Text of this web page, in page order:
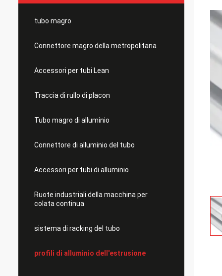
tubo magro
Connettore magro della metropolitana
Accessori per tubi Lean
Traccia di rullo di placon
Tubo magro di alluminio
Connettore di alluminio del tubo
Accessori per tubi di alluminio
Ruote industriali della macchina per
colata continua
sistema di racking del tubo
profili di alluminio dell'estrusione